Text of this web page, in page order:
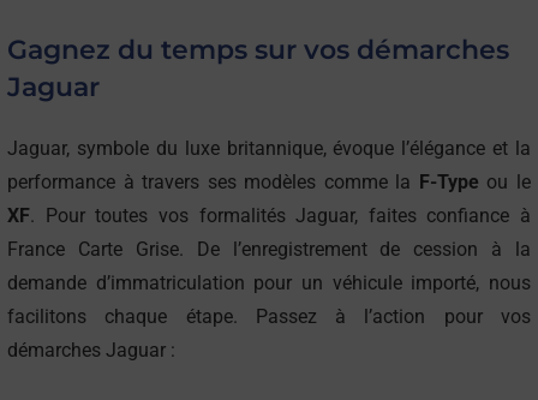
Gagnez du temps sur vos démarches
Jaguar
Jaguar, symbole du luxe britannique, évoque l’élégance et la
performance à travers ses modèles comme la F-Type ou le
XF. Pour toutes vos formalités Jaguar, faites confiance à
France Carte Grise. De l’enregistrement de cession à la
demande d’immatriculation pour un véhicule importé, nous
facilitons chaque étape. Passez à l’action pour vos
démarches Jaguar :